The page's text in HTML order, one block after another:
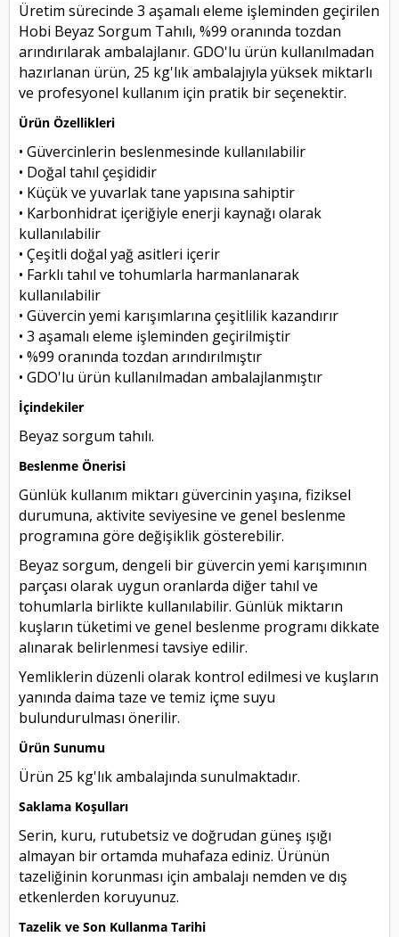
Üretim sürecinde 3 aşamalı eleme işleminden geçirilen
Hobi Beyaz Sorgum Tahılı, %99 oranında tozdan
arındırılarak ambalajlanır. GDO'lu ürün kullanılmadan
hazırlanan ürün, 25 kg'lık ambalajıyla yüksek miktarlı
ve profesyonel kullanım için pratik bir seçenektir.
Ürün Özellikleri
• Güvercinlerin beslenmesinde kullanılabilir
• Doğal tahıl çeşididir
• Küçük ve yuvarlak tane yapısına sahiptir
• Karbonhidrat içeriğiyle enerji kaynağı olarak
kullanılabilir
• Çeşitli doğal yağ asitleri içerir
• Farklı tahıl ve tohumlarla harmanlanarak
kullanılabilir
• Güvercin yemi karışımlarına çeşitlilik kazandırır
• 3 aşamalı eleme işleminden geçirilmiştir
• %99 oranında tozdan arındırılmıştır
• GDO'lu ürün kullanılmadan ambalajlanmıştır
İçindekiler
Beyaz sorgum tahılı.
Beslenme Önerisi
Günlük kullanım miktarı güvercinin yaşına, fiziksel
durumuna, aktivite seviyesine ve genel beslenme
programına göre değişiklik gösterebilir.
Beyaz sorgum, dengeli bir güvercin yemi karışımının
parçası olarak uygun oranlarda diğer tahıl ve
tohumlarla birlikte kullanılabilir. Günlük miktarın
kuşların tüketimi ve genel beslenme programı dikkate
alınarak belirlenmesi tavsiye edilir.
Yemliklerin düzenli olarak kontrol edilmesi ve kuşların
yanında daima taze ve temiz içme suyu
bulundurulması önerilir.
Ürün Sunumu
Ürün 25 kg'lık ambalajında sunulmaktadır.
Saklama Koşulları
Serin, kuru, rutubetsiz ve doğrudan güneş ışığı
almayan bir ortamda muhafaza ediniz. Ürünün
tazeliğinin korunması için ambalajı nemden ve dış
etkenlerden koruyunuz.
Tazelik ve Son Kullanma Tarihi